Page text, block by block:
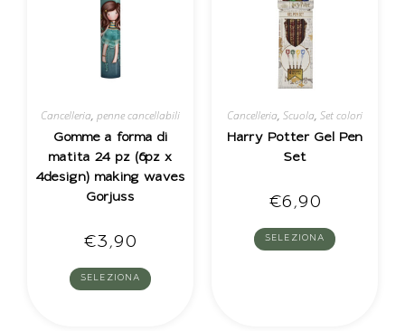
Cancelleria, penne cancellabili
Gomme a forma di
matita 24 pz (6pz x
4design) making waves
Gorjuss
€3,90
SELEZIONA
Cancelleria, Scuola, Set colori
Harry Potter Gel Pen
Set
€6,90
SELEZIONA